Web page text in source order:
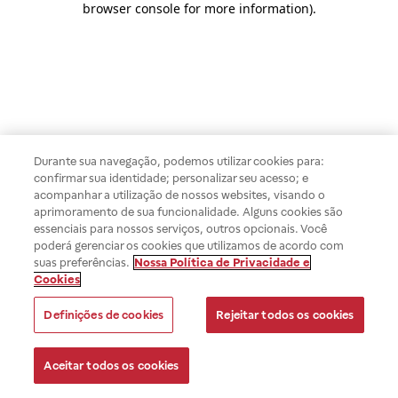
browser console for more information).
Durante sua navegação, podemos utilizar cookies para:
confirmar sua identidade; personalizar seu acesso; e
acompanhar a utilização de nossos websites, visando o
aprimoramento de sua funcionalidade. Alguns cookies são
essenciais para nossos serviços, outros opcionais. Você
poderá gerenciar os cookies que utilizamos de acordo com
suas preferências. Nossa Política de Privacidade e
Cookies
Definições de cookies Rejeitar todos os cookies
Aceitar todos os cookies